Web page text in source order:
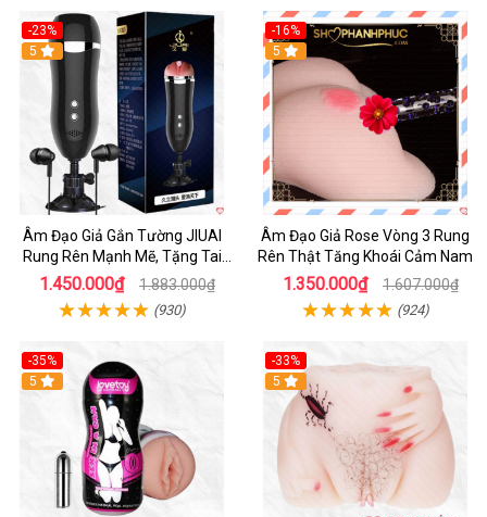
-23%
5
Âm Đạo Giả Gắn Tường JIUAI
Rung Rên Mạnh Mẽ, Tặng Tai
Nghe
1.450.000₫ 1.883.000₫
(930)
-16%
5
Âm Đạo Giả Rose Vòng 3 Rung
Rên Thật Tăng Khoái Cảm Nam
1.350.000₫ 1.607.000₫
(924)
-35%
5
-33%
5